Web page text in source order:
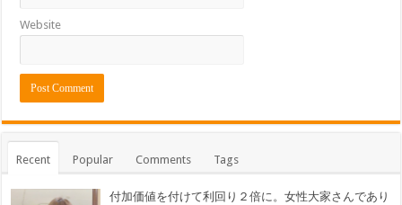
Website
Recent Popular Comments Tags
付加価値を付けて利回り２倍に。女性大家さんであり